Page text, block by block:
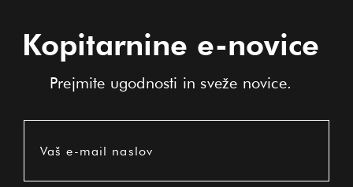
Kopitarnine e-novice
Prejmite ugodnosti in sveže novice.
Vaš e-mail naslov